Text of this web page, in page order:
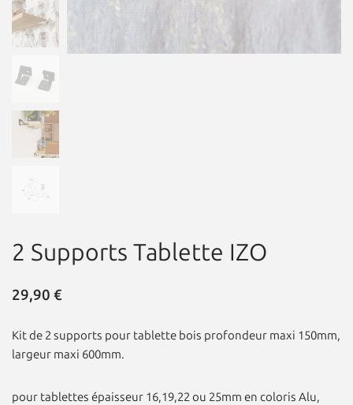
2 Supports Tablette IZO
29,90 €
Kit de 2 supports pour tablette bois profondeur maxi 150mm,
largeur maxi 600mm.
pour tablettes épaisseur 16,19,22 ou 25mm en coloris Alu,